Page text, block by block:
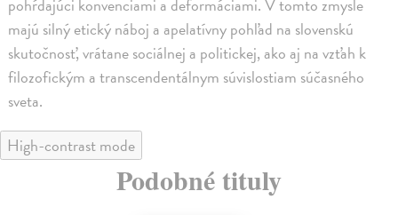
majú silný etický náboj a apelatívny pohľad na slovenskú
skutočnosť, vrátane sociálnej a politickej, ako aj na vzťah k
filozofickým a transcendentálnym súvislostiam súčasného
sveta.
High-contrast mode
Podobné tituly